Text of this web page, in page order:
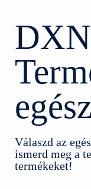
Válaszd az
ismerd meg a
termékeket!